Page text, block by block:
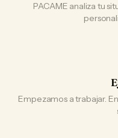
PACAME analiza tu
Empezamos a trabajar.